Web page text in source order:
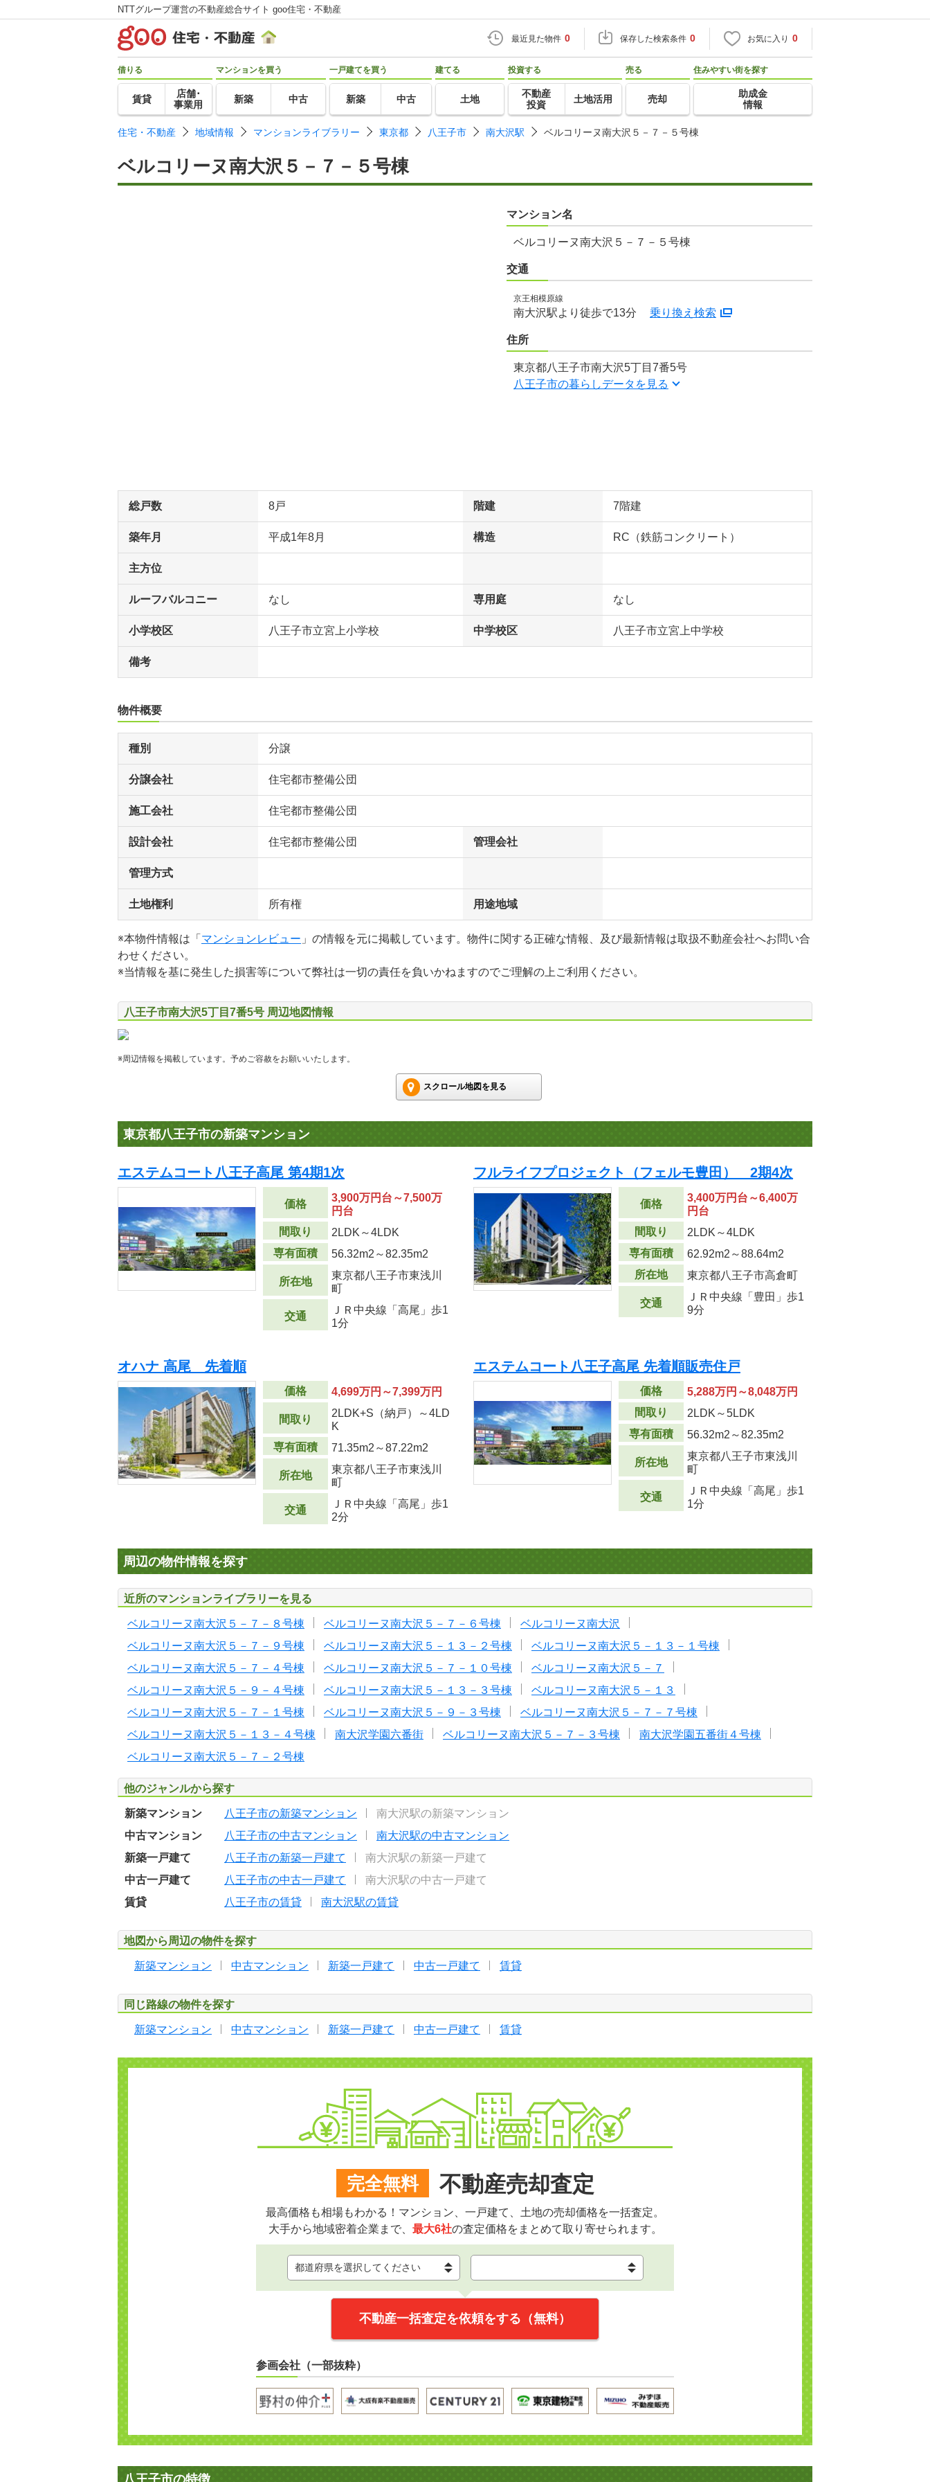
NTTグループ運営の不動産総合サイト goo住宅・不動産
最近見た物件 0 保存した検索条件 0 お気に入り 0
借りる
賃貸
店舗･
事業用
マンションを買う
新築 中古
一戸建てを買う
新築 中古
建てる
土地
投資する
不動産
投資
土地活用
売る
売却
住みやすい街を探す
助成金
情報
住宅・不動産 地域情報 マンションライブラリー 東京都 八王子市 南大沢駅 ベルコリーヌ南大沢５－７－５号棟
ベルコリーヌ南大沢５－７－５号棟
マンション名
ベルコリーヌ南大沢５－７－５号棟
交通
京王相模原線
南大沢駅より徒歩で13分 乗り換え検索
住所
東京都八王子市南大沢5丁目7番5号
八王子市の暮らしデータを見る
総戸数 8戸 階建 7階建
築年月 平成1年8月 構造 RC（鉄筋コンクリート）
主方位
ルーフバルコニー なし 専用庭 なし
小学校区 八王子市立宮上小学校 中学校区 八王子市立宮上中学校
備考
物件概要
種別 分譲
分譲会社 住宅都市整備公団
施工会社 住宅都市整備公団
設計会社 住宅都市整備公団 管理会社
管理方式
土地権利 所有権 用途地域
※本物件情報は「 マンションレビュー 」の情報を元に掲載しています。物件に関する正確な情報、及び最新情報は取扱不動産会社へお問い合
わせください。
※当情報を基に発生した損害等について弊社は一切の責任を負いかねますのでご理解の上ご利用ください。
八王子市南大沢5丁目7番5号 周辺地図情報
※周辺情報を掲載しています。予めご容赦をお願いいたします。
スクロール地図を見る
東京都八王子市の新築マンション
エステムコート八王子高尾 第4期1次
価格
3,900万円台～7,500万
円台
間取り
2LDK～4LDK
専有面積
56.32m2 ～82.35m2
所在地
東京都八王子市東浅川
町
交通
ＪＲ中央線「高尾」歩1
1分
フルライフプロジェクト（フェルモ豊田） 2期4次
価格
3,400万円台～6,400万
円台
間取り
2LDK～4LDK
専有面積
62.92m2 ～88.64m2
所在地
東京都八王子市高倉町
交通
ＪＲ中央線「豊田」歩1
9分
オハナ 高尾 先着順
価格 4,699万円～7,399万円
間取り
2LDK+S（納戸）～4LD
K
専有面積
71.35m2 ～87.22m2
所在地
東京都八王子市東浅川
町
交通
ＪＲ中央線「高尾」歩1
2分
エステムコート八王子高尾 先着順販売住戸
価格
5,288万円～8,048万円
間取り
2LDK～5LDK
専有面積
56.32m2 ～82.35m2
所在地
東京都八王子市東浅川
町
交通
ＪＲ中央線「高尾」歩1
1分
周辺の物件情報を探す
近所のマンションライブラリーを見る
ベルコリーヌ南大沢５－７－８号棟 ベルコリーヌ南大沢５－７－６号棟
ベルコリーヌ南大沢
ベルコリーヌ南大沢５－７－９号棟
ベルコリーヌ南大沢５－１３－２号棟
ベルコリーヌ南大沢５－１３－１号棟
ベルコリーヌ南大沢５－７－４号棟
ベルコリーヌ南大沢５－７－１０号棟
ベルコリーヌ南大沢５－７
ベルコリーヌ南大沢５－９－４号棟
ベルコリーヌ南大沢５－１３－３号棟
ベルコリーヌ南大沢５－１３
ベルコリーヌ南大沢５－７－１号棟
ベルコリーヌ南大沢５－９－３号棟
ベルコリーヌ南大沢５－７－７号棟
ベルコリーヌ南大沢５－１３－４号棟
南大沢学園六番街 ベルコリーヌ南大沢５－７－３号棟
南大沢学園五番街４号棟
ベルコリーヌ南大沢５－７－２号棟
他のジャンルから探す
新築マンション 八王子市の新築マンション
南大沢駅の新築マンション
中古マンション
八王子市の中古マンション
南大沢駅の中古マンション
新築一戸建て
八王子市の新築一戸建て
南大沢駅の新築一戸建て
中古一戸建て
八王子市の中古一戸建て
南大沢駅の中古一戸建て
賃貸
八王子市の賃貸 南大沢駅の賃貸
地図から周辺の物件を探す
新築マンション 中古マンション 新築一戸建て 中古一戸建て 賃貸
同じ路線の物件を探す
新築マンション 中古マンション 新築一戸建て 中古一戸建て 賃貸
完全無料 不動産売却査定
最高価格も相場もわかる！マンション、一戸建て、土地の売却価格を一括査定。
大手から地域密着企業まで、 最大6社の査定価格をまとめて取り寄せられます。
不動産一括査定を依頼をする（無料）
参画会社（一部抜粋）
八王子市の特徴